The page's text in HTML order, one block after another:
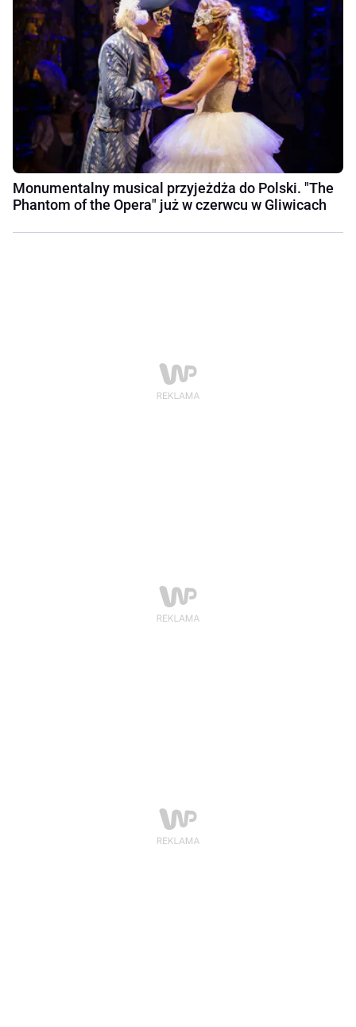
Monumentalny musical przyjeżdża do Polski. "The
Phantom of the Opera" już w czerwcu w Gliwicach